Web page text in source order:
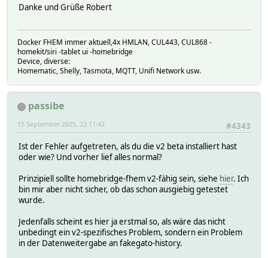
at Gunzip.<anonymous> (/homebridge/node_modules/
[9/15/2025, 9:30:11 PM] [FHEM] Child bridge ended
Danke und Grüße Robert
Docker FHEM immer aktuell,4x HMLAN, CUL443, CUL868 -
homekit/siri -tablet ui -homebridge
Device, diverse:
Homematic, Shelly, Tasmota, MQTT, Unifi Network usw.
passibe
#4343
15 September 2025, 22:11:42
Ist der Fehler aufgetreten, als du die v2 beta installiert hast
oder wie? Und vorher lief alles normal?
Prinzipiell sollte homebridge-fhem v2-fähig sein, siehe hier. Ich
bin mir aber nicht sicher, ob das schon ausgiebig getestet
wurde.
Jedenfalls scheint es hier ja erstmal so, als wäre das nicht
unbedingt ein v2-spezifisches Problem, sondern ein Problem
in der Datenweitergabe an fakegato-history.